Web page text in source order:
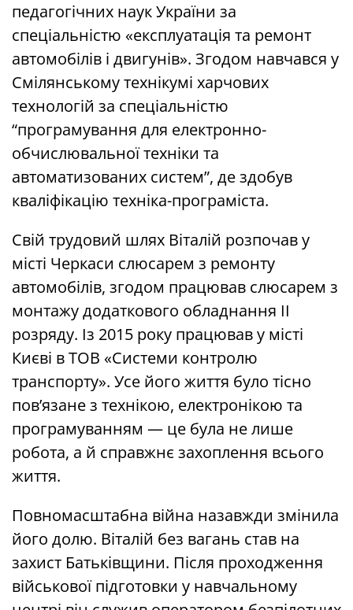
педагогічних наук України за
спеціальністю «експлуатація та ремонт
автомобілів і двигунів». Згодом навчався у
Смілянському технікумі харчових
технологій за спеціальністю
“програмування для електронно-
обчислювальної техніки та
автоматизованих систем”, де здобув
кваліфікацію техніка-програміста.
Свій трудовий шлях Віталій розпочав у
місті Черкаси слюсарем з ремонту
автомобілів, згодом працював слюсарем з
монтажу додаткового обладнання ІІ
розряду. Із 2015 року працював у місті
Києві в ТОВ «Системи контролю
транспорту». Усе його життя було тісно
пов’язане з технікою, електронікою та
програмуванням — це була не лише
робота, а й справжнє захоплення всього
життя.
Повномасштабна війна назавжди змінила
його долю. Віталій без вагань став на
захист Батьківщини. Після проходження
військової підготовки у навчальному